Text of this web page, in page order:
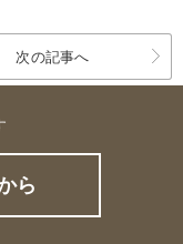
次の記事へ
ら